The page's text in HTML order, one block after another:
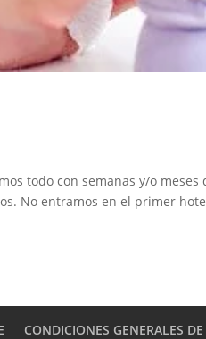
todo con semanas y/o meses
No entramos en el primer
CONDICIONES GENERALES